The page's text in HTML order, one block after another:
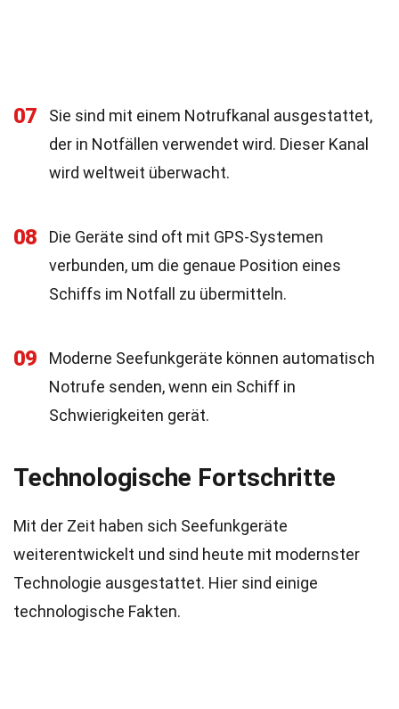
07
Sie sind mit einem Notrufkanal ausgestattet,
der in Notfällen verwendet wird. Dieser Kanal
wird weltweit überwacht.
08
Die Geräte sind oft mit GPS-Systemen
verbunden, um die genaue Position eines
Schiffs im Notfall zu übermitteln.
09
Moderne Seefunkgeräte können automatisch
Notrufe senden, wenn ein Schiff in
Schwierigkeiten gerät.
Technologische Fortschritte
Mit der Zeit haben sich Seefunkgeräte
weiterentwickelt und sind heute mit modernster
Technologie ausgestattet. Hier sind einige
technologische Fakten.